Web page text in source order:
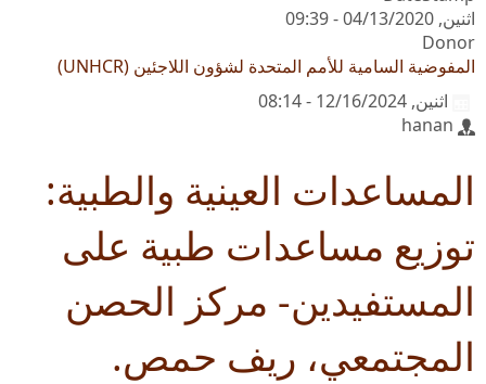
اثنين, 04/13/2020 - 09:39
Donor
المفوضية السامية للأمم المتحدة لشؤون اللاجئين (UNHCR)
اثنين, 12/16/2024 - 08:14
hanan
المساعدات العينية والطبية:
توزيع مساعدات طبية على
المستفيدين- مركز الحصن
المجتمعي، ريف حمص.